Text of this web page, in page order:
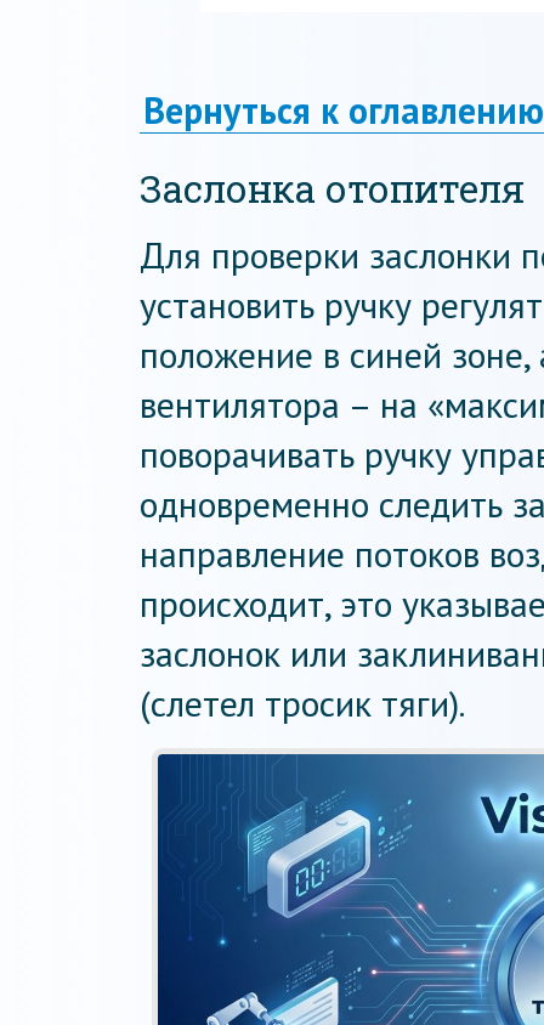
Вернуться к оглавлению
Заслонка отопителя
Для проверки заслонки
установить ручку
положение в синей
вентилятора – на
поворачивать ручку
одновременно следить
направление потоков
происходит, это
заслонок или
(слетел тросик тяги).